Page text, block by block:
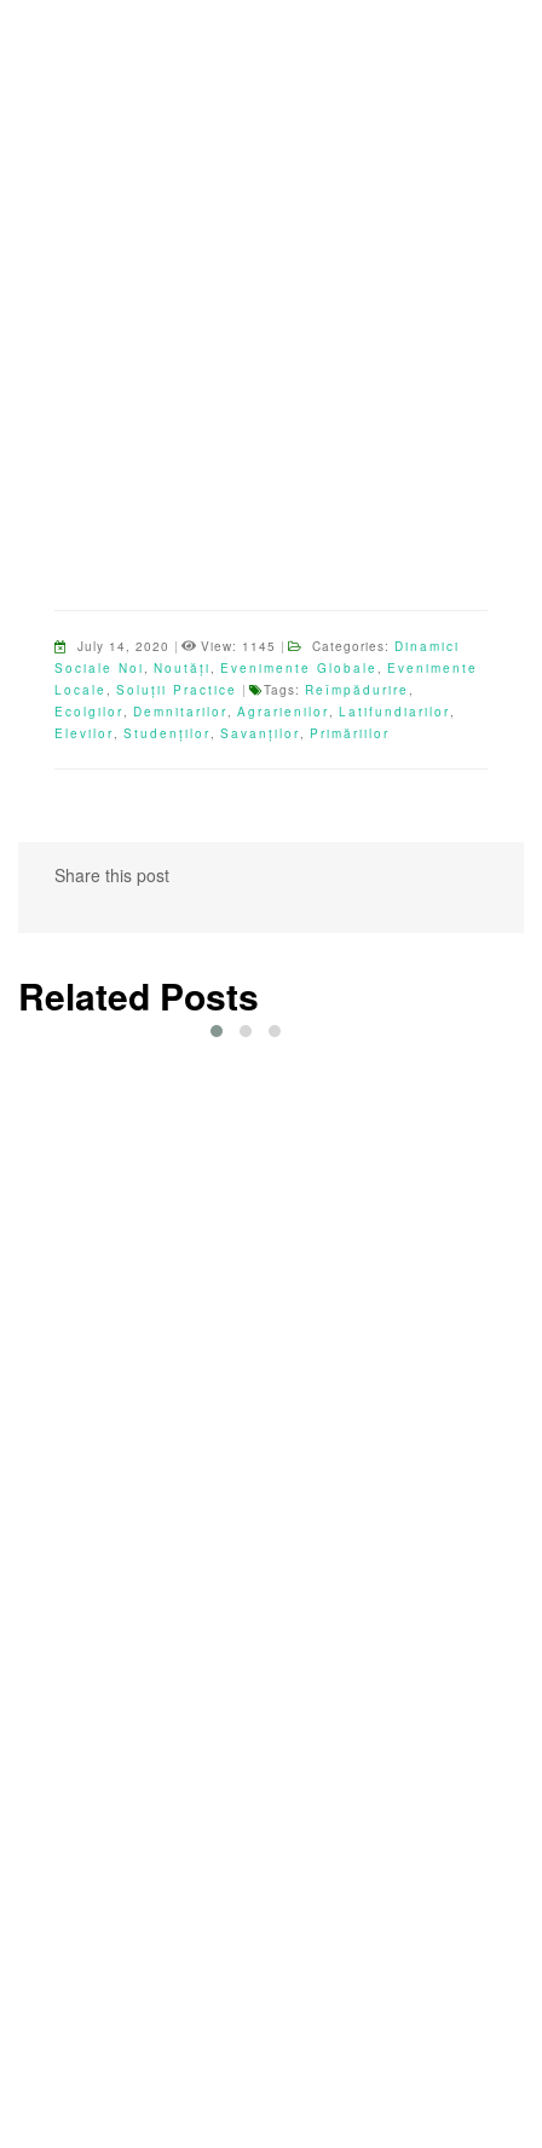
July 14, 2020 | View: 1145 | Categories: Dinamici
Sociale Noi , Noutăți , Evenimente Globale , Evenimente
Locale , Soluții Practice | Tags: Reîmpădurire ,
Ecolgilor, Demnitarilor, Agrarienilor, Latifundiarilor,
Elevilor, Studenților, Savanților, Primăriilor
Share this post
Related Posts